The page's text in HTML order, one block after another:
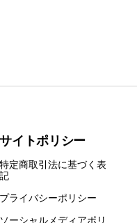
サイトポリシー
特定商取引法に基づく表
記
プライバシーポリシー
ソーシャルメディアポリ